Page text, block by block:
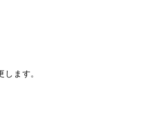
ます。